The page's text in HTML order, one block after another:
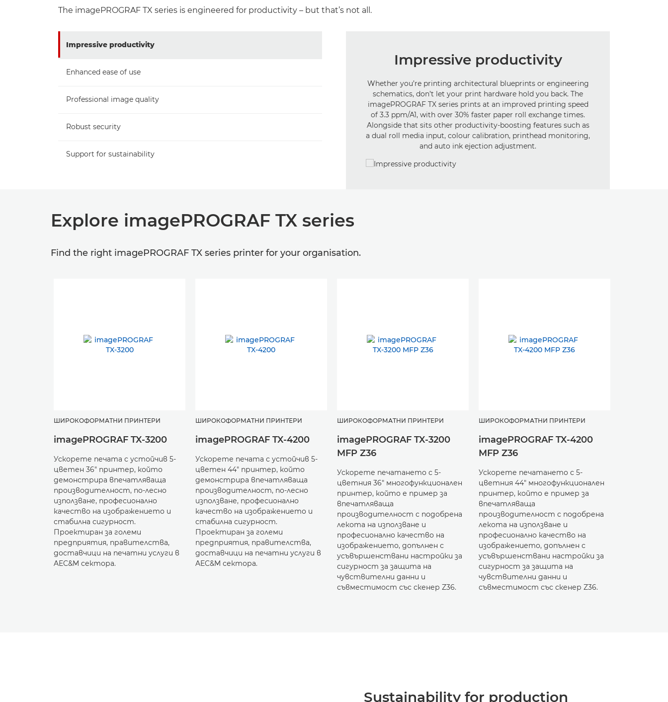
The imagePROGRAF TX series is engineered for productivity – but that’s not all.
Impressive productivity
Enhanced ease of use
Professional image quality
Robust security
Support for sustainability
Impressive productivity
Whether you’re printing architectural blueprints or engineering
schematics, don’t let your print hardware hold you back. The
imagePROGRAF TX series prints at an improved printing speed
of 3.3 ppm/A1, with over 30% faster paper roll exchange times.
Alongside that sits other productivity-boosting features such as
a dual roll media input, colour calibration, printhead monitoring,
and auto ink ejection adjustment.
Explore imagePROGRAF TX series
Find the right imagePROGRAF TX series printer for your organisation.
ШИРОКОФОРМАТНИ ПРИНТЕРИ
imagePROGRAF TX-3200
Ускорете печата с устойчив 5-
цветен 36" принтер, който
демонстрира впечатляваща
производителност, по-лесно
използване, професионално
качество на изображението и
стабилна сигурност.
Проектиран за големи
предприятия, правителства,
доставчици на печатни услуги в
AEC&M сектора.
ШИРОКОФОРМАТНИ ПРИНТЕРИ
imagePROGRAF TX-4200
Ускорете печата с устойчив 5-
цветен 44" принтер, който
демонстрира впечатляваща
производителност, по-лесно
използване, професионално
качество на изображението и
стабилна сигурност.
Проектиран за големи
предприятия, правителства,
доставчици на печатни услуги в
AEC&M сектора.
ШИРОКОФОРМАТНИ ПРИНТЕРИ
imagePROGRAF TX-3200
MFP Z36
Ускорете печатането с 5-
цветния 36" многофункционален
принтер, който е пример за
впечатляваща
производителност с подобрена
лекота на използване и
професионално качество на
изображението, допълнен с
усъвършенствани настройки за
сигурност за защита на
чувствителни данни и
съвместимост със скенер Z36.
ШИРОКОФОРМАТНИ ПРИНТЕРИ
imagePROGRAF TX-4200
MFP Z36
Ускорете печатането с 5-
цветния 44" многофункционален
принтер, който е пример за
впечатляваща
производителност с подобрена
лекота на използване и
професионално качество на
изображението, допълнен с
усъвършенствани настройки за
сигурност за защита на
чувствителни данни и
съвместимост със скенер Z36.
Sustainability for production